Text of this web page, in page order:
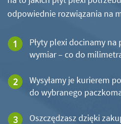
odpowiednie rozwiązania na
Płyty plexi docinamy na
wymiar – co do
Wysyłamy je kurierem
do wybranego
Oszczędzasz dzięki